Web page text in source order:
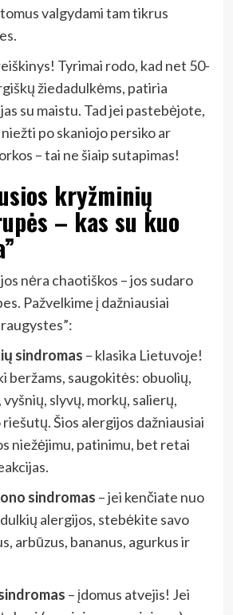
valgydami tam tikrus
Tyrimai rodo, kad net 50-
žiedadulkėms, patiria
su maistu. Tad jei pastebėjote,
po skaniojo persiko ar
– tai ne šiaip sutapimas!
kryžminių
– kas su kuo
nėra chaotiškos – jos sudaro
Pažvelkime į dažniausiai
sindromas – klasika Lietuvoje!
beržams, saugokitės: obuolių,
slyvų, morkų, salierų,
Šios alergijos dažniausiai
niežėjimu, patinimu, bet retai
sindromas – jei kenčiate nuo
alergijos, stebėkite savo
arbūzus, bananus, agurkus ir
– įdomus atvejis! Jei